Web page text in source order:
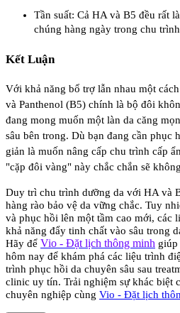
Tần suất: Cả HA và B5 đều rất
chúng hàng ngày trong chu
Kết Luận
Với khả năng bổ trợ lẫn nhau một
và Panthenol (B5) chính là bộ đôi
đang mong muốn một làn da căng
sâu bên trong. Dù bạn đang cần phục
giản là muốn nâng cấp chu trình cấp
"cặp đôi vàng" này chắc chắn sẽ
Duy trì chu trình dưỡng da với HA và
hàng rào bảo vệ da vững chắc. Tuy
và phục hồi lên một tầm cao mới, các
khả năng đẩy tinh chất vào sâu trong
Hãy để Vio - Đặt lịch thông minh
hôm nay để khám phá các liệu trình
trình phục hồi da chuyên sâu sau
clinic uy tín. Trải nghiệm sự khác biệt
chuyên nghiệp cùng Vio - Đặt lịch